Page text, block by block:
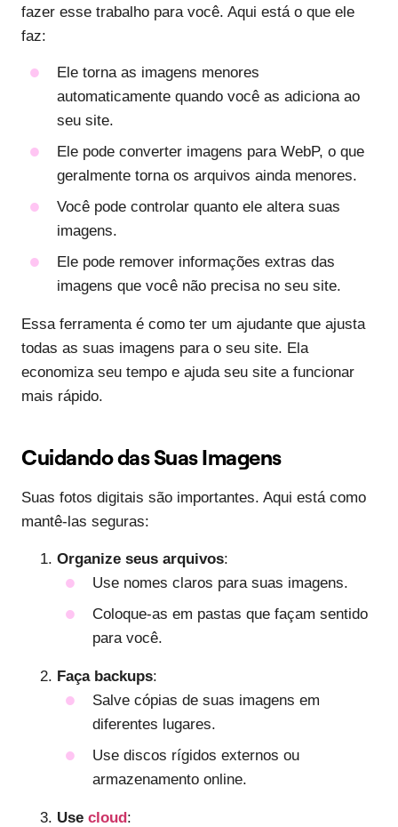
fazer esse trabalho para você. Aqui está o que ele
faz:
Ele torna as imagens menores
automaticamente quando você as adiciona ao
seu site.
Ele pode converter imagens para WebP, o que
geralmente torna os arquivos ainda menores.
Você pode controlar quanto ele altera suas
imagens.
Ele pode remover informações extras das
imagens que você não precisa no seu site.
Essa ferramenta é como ter um ajudante que ajusta
todas as suas imagens para o seu site. Ela
economiza seu tempo e ajuda seu site a funcionar
mais rápido.
Cuidando das Suas Imagens
Suas fotos digitais são importantes. Aqui está como
mantê-las seguras:
Organize seus arquivos:
Use nomes claros para suas imagens.
Coloque-as em pastas que façam sentido
para você.
Faça backups:
Salve cópias de suas imagens em
diferentes lugares.
Use discos rígidos externos ou
armazenamento online.
Use cloud: